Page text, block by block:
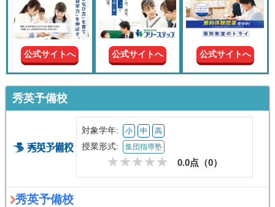
市区町村 選択されていません 変更
現在の
学年
授業形
式
この条件で絞り込む
公式サイトへ 公式サイトへ 公式サイトへ
秀英予備校
対象学年: 小 中 高
授業形式: 集団指導塾
0.0点（0）
秀英予備校